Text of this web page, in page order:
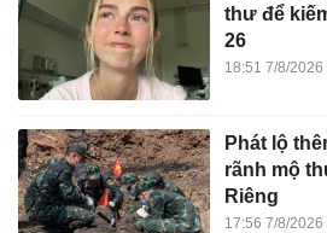
thư để
26
18:51 7/8/2026
Phát lộ
rãnh mộ
Riêng
17:56 7/8/2026